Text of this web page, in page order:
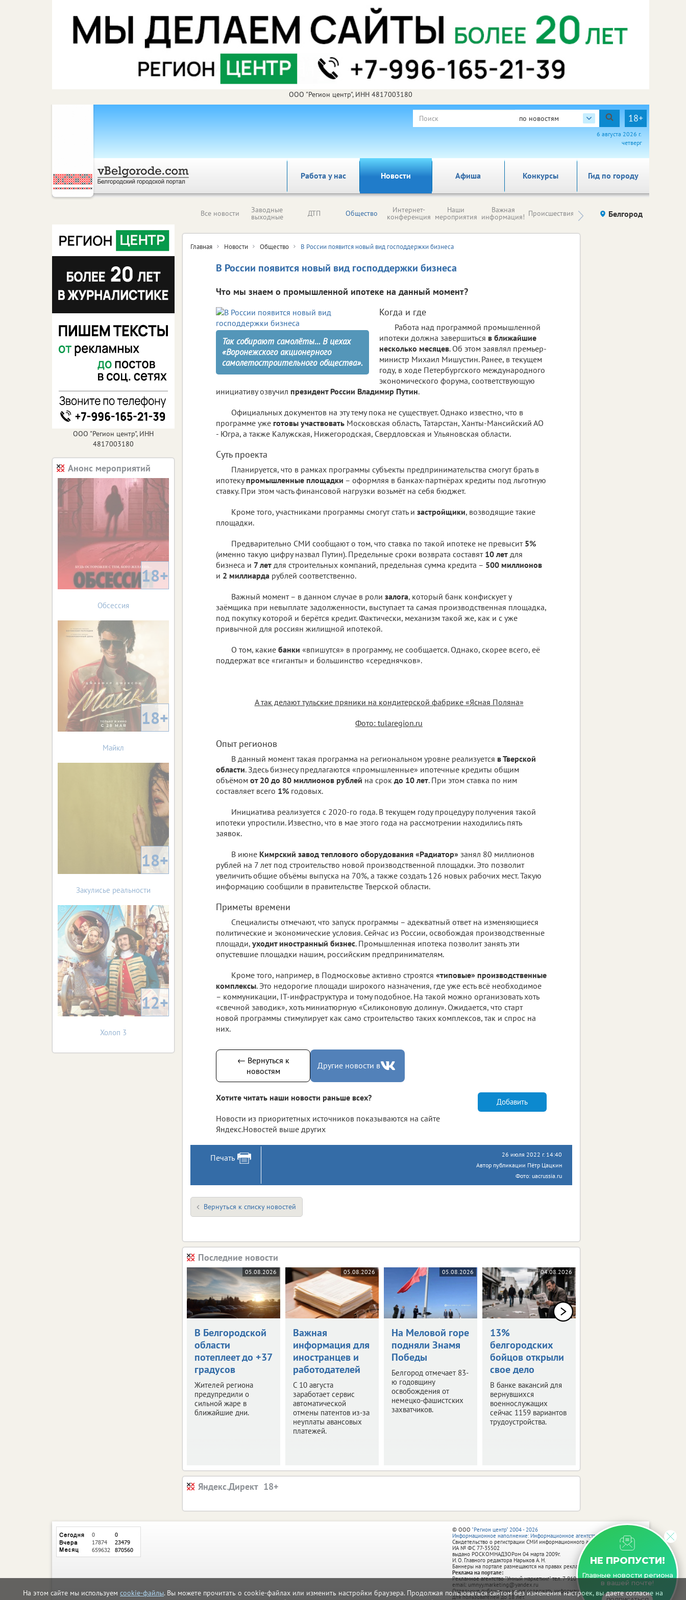
На этом сайте мы используем cookie-файлы. Вы можете прочитать о cookie-файлах или изменить настройки браузера. Продолжая пользоваться сайтом без изменения настроек, вы даете согласие на
ООО "Регион центр", ИНН 4817003180
по новостям 18+
6 августа 2026 г.
четверг
Работа у нас Новости Афиша Гид по городу
Конкурсы
Все новости Заводные
выходные ДТП Общество Интернет-
конференция
Наши
мероприятия
Важная
информация! Происшествия Здоровье компаний (на
правах
Белгород
Главная Новости Общество В России появится новый вид господдержки бизнеса
В России появится новый вид господдержки бизнеса
Что мы знаем о промышленной ипотеке на данный момент?
Так собирают самолёты... В цехах
«Воронежского акционерного
самолетостроительного общества».
Когда и где
Работа над программой промышленной
ипотеки должна завершиться в ближайшие
несколько месяцев. Об этом заявлял премьер-
министр Михаил Мишустин. Ранее, в текущем
году, в ходе Петербургского международного
экономического форума, соответствующую
инициативу озвучил президент России Владимир Путин.
Официальных документов на эту тему пока не существует. Однако известно, что в
программе уже готовы участвовать Московская область, Татарстан, Ханты-Мансийский АО
- Югра, а также Калужская, Нижегородская, Свердловская и Ульяновская области.
Суть проекта
Планируется, что в рамках программы субъекты предпринимательства смогут брать в
ипотекупромышленные площадки – оформляя в банках-партнёрах кредиты под льготную
ставку. При этом часть финансовой нагрузки возьмёт на себя бюджет.
Кроме того, участниками программы смогут стать и застройщики, возводящие такие
площадки.
Предварительно СМИ сообщают о том, что ставка по такой ипотеке не превысит5%
(именно такую цифру назвал Путин). Предельные сроки возврата составят 10 лет для
бизнеса и 7 лет для строительных компаний, предельная сумма кредита – 500 миллионов
и 2 миллиарда рублей соответственно.
Важный момент – в данном случае в роли залога, который банк конфискует у
заёмщика при невыплате задолженности, выступает та самая производственная площадка,
под покупку которой и берётся кредит. Фактически, механизм такой же, как и с уже
привычной для россиян жилищной ипотекой.
О том, какие банки «впишутся» в программу, не сообщается. Однако, скорее всего, её
поддержат все «гиганты» и большинство «середнячков».
А так делают тульские пряники на кондитерской фабрике «Ясная Поляна»
Фото: tularegion.ru
Опыт регионов
В данный момент такая программа на региональном уровне реализуется в Тверской
области. Здесь бизнесу предлагаются «промышленные» ипотечные кредиты общим
объёмом от 20 до 80 миллионов рублей на срок до 10 лет. При этом ставка по ним
составляет всего 1% годовых.
Инициатива реализуется с 2020-го года. В текущем году процедуру получения такой
ипотеки упростили. Известно, что в мае этого года на рассмотрении находились пять
заявок.
В июне Кимрский завод теплового оборудования «Радиатор» занял 80 миллионов
рублей на 7 лет под строительство новой производственной площадки. Это позволит
увеличить общие объёмы выпуска на 70%, а также создать 126 новых рабочих мест. Такую
информацию сообщили в правительстве Тверской области.
Приметы времени
Специалисты отмечают, что запуск программы – адекватный ответ на изменяющиеся
политические и экономические условия. Сейчас из России, освобождая производственные
площади, уходит иностранный бизнес. Промышленная ипотека позволит занять эти
опустевшие площадки нашим, российским предпринимателям.
Кроме того, например, в Подмосковье активно строятся «типовые» производственные
комплексы. Это недорогие площади широкого назначения, где уже есть всё необходимое
– коммуникации, IT-инфраструктура и тому подобное. На такой можно организовать хоть
«свечной заводик», хоть миниатюрную «Силиконовую долину». Ожидается, что старт
новой программы стимулирует как само строительство таких комплексов, так и спрос на
них.
← Вернуться к
новостям
Другие новости в
Хотите читать наши новости раньше всех?
Новости из приоритетных источников показываются на сайте
Яндекс.Новостей выше других
Добавить
Печать
26 июля 2022 г. 14:40
Автор публикации Пётр Цацкин
Фото: uacrussia.ru
Вернуться к списку новостей
Последние новости
05.08.2026
В Белгородской
области
потеплеет до +37
градусов
Жителей региона
предупредили о
сильной жаре в
ближайшие дни.
05.08.2026
Важная
информация для
иностранцев и
работодателей
С 10 августа
заработает сервис
автоматической
отмены патентов из-за
неуплаты авансовых
платежей.
05.08.2026
На Меловой горе
подняли Знамя
Победы
Белгород отмечает 83-
ю годовщину
освобождения от
немецко-фашистских
захватчиков.
04.08.2026
13%
белгородских
бойцов открыли
свое дело
В банке вакансий для
вернувшихся
военнослужащих
сейчас 1159 вариантов
трудоустройства.
Яндекс.Директ
ООО "Регион центр", ИНН
4817003180
Анонс мероприятий
18+
Обсессия
18+
Майкл
18+
Закулисье реальности
12+
Холоп 3
НЕ ПРОПУСТИ!
Главные новости региона
в вашей почте!
© ООО "Регион центр" 2004 - 2026
Информационное наполнение: Информационное агентство vRossii.ru
Свидетельство о регистрации СМИ информационного агентства vRossii.ru
ИА № ФС 77‑35502
выдано РОСКОМНАДЗОРом 04 марта 2009г.
И. О. Главного редактора Нарыков А. Н.
Баннеры на портале размещаются на правах рекламы.
Реклама на портале:
Рекламное агентство "Умный маркетинг" тел. 7-910-267-70-40,
email: umnyy.marketing@yandex.ru
Отдельные публикации могут содержать информацию, не предназначенную
для пользователей до 18 лет.